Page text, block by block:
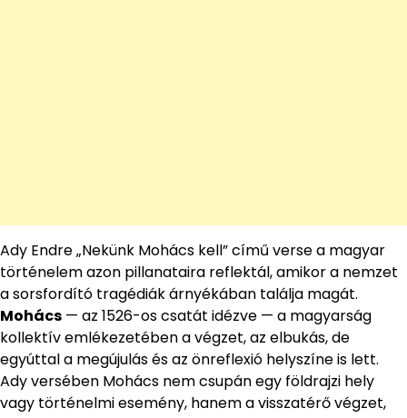
Ady Endre „Nekünk Mohács kell” című verse a magyar
történelem azon pillanataira reflektál, amikor a nemzet
a sorsfordító tragédiák árnyékában találja magát.
Mohács — az 1526-os csatát idézve — a magyarság
kollektív emlékezetében a végzet, az elbukás, de
egyúttal a megújulás és az önreflexió helyszíne is lett.
Ady versében Mohács nem csupán egy földrajzi hely
vagy történelmi esemény, hanem a visszatérő végzet,